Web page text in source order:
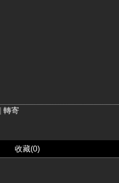
轉寄
收藏(0)